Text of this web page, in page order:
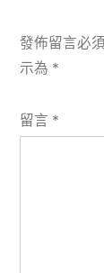
發佈留言必
示為 *
留言 *